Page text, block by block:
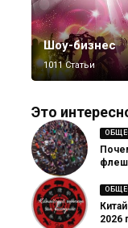
Шоу-бизнес
1011 Статьи
Это
2026